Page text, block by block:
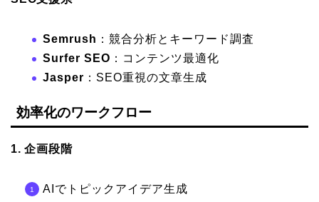
Semrush ：競合分析とキーワード調査
Surfer SEO ：コンテンツ最適化
Jasper ：SEO重視の文章生成
効率化のワークフロー
1. 企画段階
AIでトピックアイデア生成